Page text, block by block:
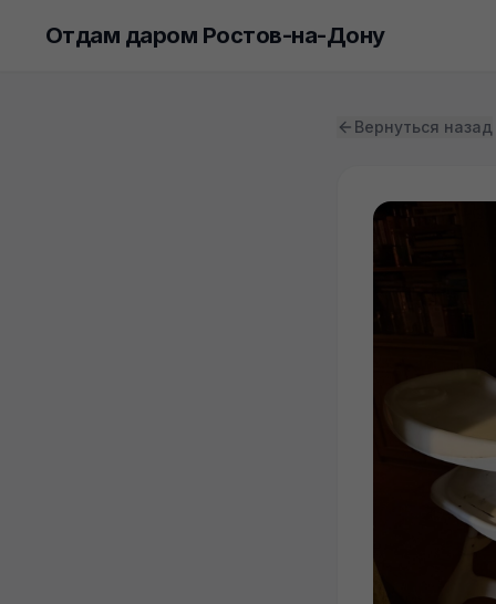
Отдам даром Ростов-на-Дону
Вернуться назад